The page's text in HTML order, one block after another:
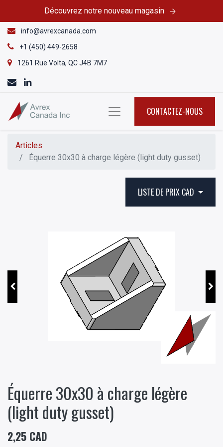
Découvrez notre nouveau magasin
info@avrexcanada.com
+1 (450) 449-2658
1261 Rue Volta, QC J4B 7M7
CONTACTEZ-NOUS
Articles
Équerre 30x30 à charge légère (light duty gusset)
LISTE DE PRIX CAD
Équerre 30x30 à charge légère
(light duty gusset)
2,25 CAD